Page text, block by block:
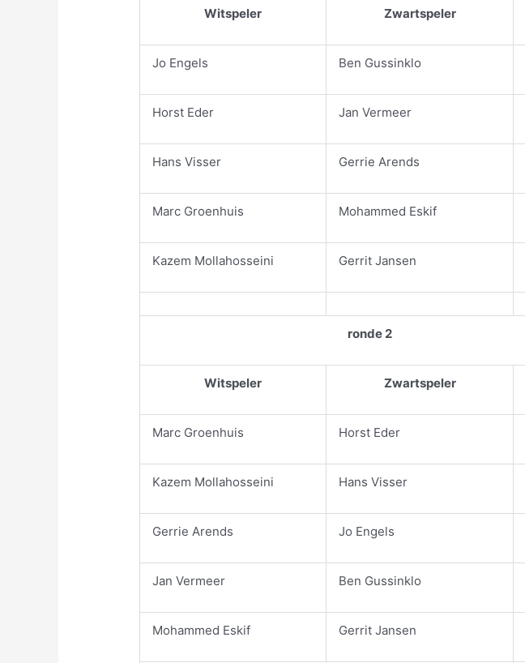
Witspeler Zwartspeler
Jo Engels Ben Gussinklo
Horst Eder Jan Vermeer
Hans Visser Gerrie Arends
Marc Groenhuis Mohammed Eskif
Kazem Mollahosseini Gerrit Jansen
ronde 2
Witspeler Zwartspeler
Marc Groenhuis Horst Eder
Kazem Mollahosseini Hans Visser
Gerrie Arends Jo Engels
Jan Vermeer Ben Gussinklo
Mohammed Eskif Gerrit Jansen